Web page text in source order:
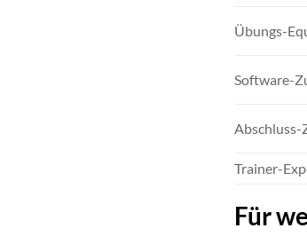
Übungs-
Software-
Trainer-
Für